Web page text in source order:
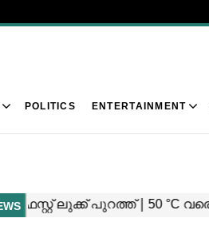
POLITICS ENTERTAINMENT